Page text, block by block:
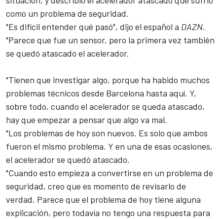
como un problema de seguridad.
"Es difícil entender qué pasó", dijo el español a DAZN.
"Parece que fue un sensor, pero la primera vez también
se quedó atascado el acelerador.
"Tienen que investigar algo, porque ha habido muchos
problemas técnicos desde Barcelona hasta aquí. Y,
sobre todo, cuando el acelerador se queda atascado,
hay que empezar a pensar que algo va mal.
"Los problemas de hoy son nuevos. Es solo que ambos
fueron el mismo problema. Y en una de esas ocasiones,
el acelerador se quedó atascado.
"Cuando esto empieza a convertirse en un problema de
seguridad, creo que es momento de revisarlo de
verdad. Parece que el problema de hoy tiene alguna
explicación, pero todavía no tengo una respuesta para